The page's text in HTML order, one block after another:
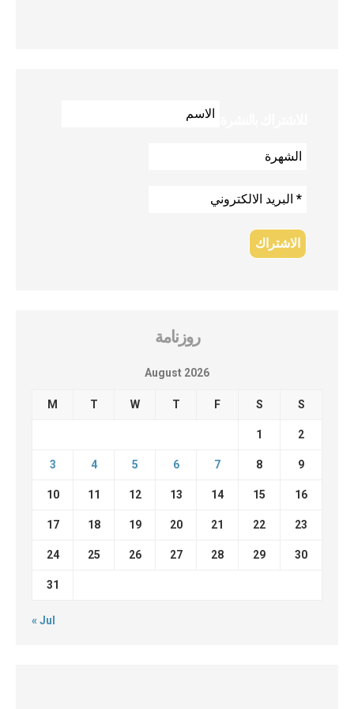
روزنامة
August 2026
M T W T F S S
1 2
3 4 5 6 7 8 9
10 11 12 13 14 15 16
17 18 19 20 21 22 23
24 25 26 27 28 29 30
31
« Jul